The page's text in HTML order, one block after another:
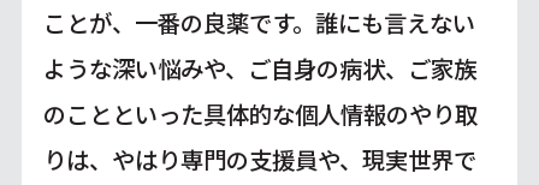
ことが、一番の良薬です。誰にも言えない
ような深い悩みや、ご自身の病状、ご家族
のことといった具体的な個人情報のやり取
りは、やはり専門の支援員や、現実世界で